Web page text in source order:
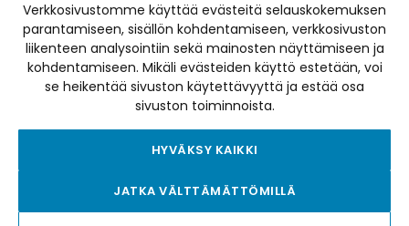
Verkkosivustomme käyttää evästeitä selauskokemuksen
parantamiseen, sisällön kohdentamiseen, verkkosivuston
liikenteen analysointiin sekä mainosten näyttämiseen ja
kohdentamiseen. Mikäli evästeiden käyttö estetään, voi
se heikentää sivuston käytettävyyttä ja estää osa
sivuston toiminnoista.
HYVÄKSY KAIKKI
JATKA VÄLTTÄMÄTTÖMILLÄ
Valimotie 10
00380 Helsinki
toimisto@pyoraily.fi
+358 50 516 9590
Tietosuojaseloste